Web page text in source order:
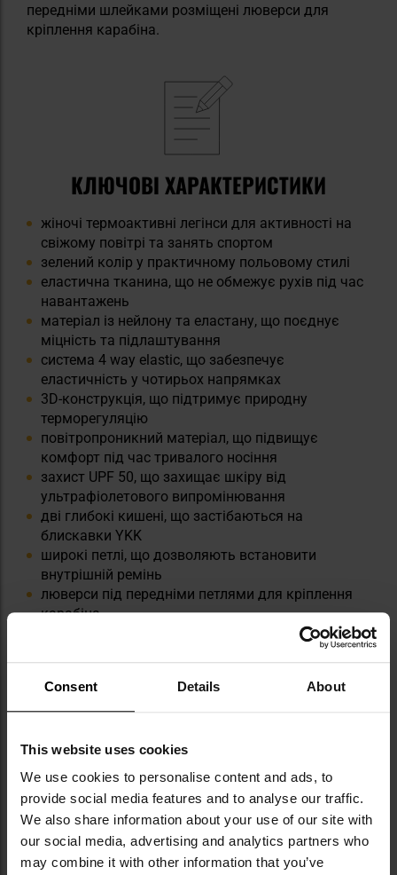
Consent Details About
This website uses cookies
We use cookies to personalise content and ads, to
provide social media features and to analyse our traffic.
We also share information about your use of our site with
our social media, advertising and analytics partners who
may combine it with other information that you’ve
передніми шлейками розміщені люверси для
кріплення карабіна.
КЛЮЧОВІ ХАРАКТЕРИСТИКИ
жіночі термоактивні легінси для активності на
свіжому повітрі та занять спортом
зелений колір у практичному польовому стилі
еластична тканина, що не обмежує рухів під час
навантажень
матеріал із нейлону та еластану, що поєднує
міцність та підлаштування
система 4 way elastic, що забезпечує
еластичність у чотирьох напрямках
3D-конструкція, що підтримує природну
терморегуляцію
повітропроникний матеріал, що підвищує
комфорт під час тривалого носіння
захист UPF 50, що захищає шкіру від
ультрафіолетового випромінювання
дві глибокі кишені, що застібаються на
блискавки YKK
широкі петлі, що дозволяють встановити
внутрішній ремінь
люверси під передніми петлями для кріплення
карабіна
крій, що прилягає до тіла та залишається